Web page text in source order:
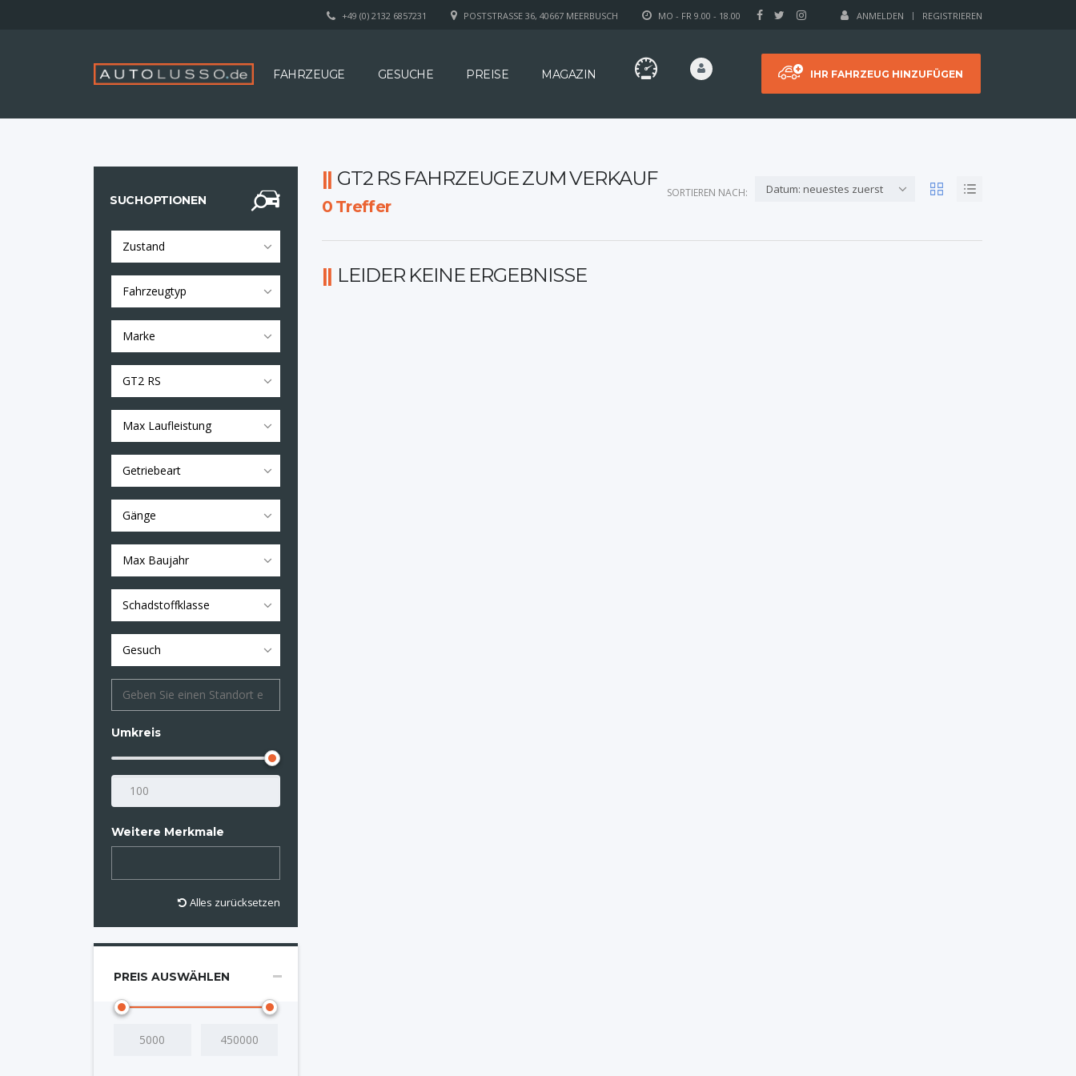
ANMELDEN REGISTRIEREN
MO - FR 9.00 - 18.00
POSTSTRASSE 36, 40667 MEERBUSCH
+49 (0) 2132 6857231
IHR FAHRZEUG HINZUFÜGEN
FAHRZEUGE GESUCHE PREISE MAGAZIN
SUCHOPTIONEN
Zustand
Fahrzeugtyp
Marke
GT2 RS
Max Laufleistung
Getriebeart
Gänge
Max Baujahr
Schadstoffklasse
Gesuch
Umkreis
Weitere Merkmale
Alles zurücksetzen
PREIS AUSWÄHLEN
GT2 RS FAHRZEUGE ZUM VERKAUF
0Treffer
SORTIEREN NACH: Datum: neuestes zuerst
LEIDER KEINE ERGEBNISSE